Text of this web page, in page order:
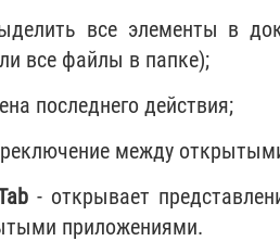
все элементы в
все файлы в папке);
последнего действия;
между
- открывает
приложениями.